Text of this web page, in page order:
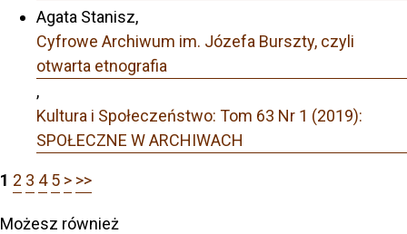
Agata Stanisz,
Cyfrowe Archiwum im. Józefa Burszty, czyli
otwarta etnografia
,
Kultura i Społeczeństwo: Tom 63 Nr 1 (2019):
SPOŁECZNE W ARCHIWACH
1 2 3 4 5 > >>
Możesz również